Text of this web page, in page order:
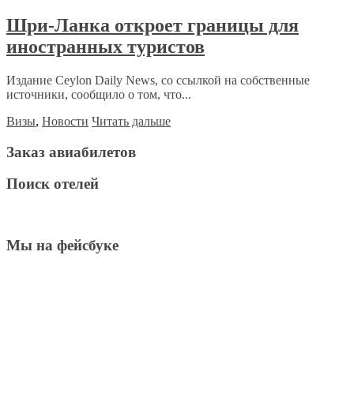
Шри-Ланка откроет границы для
иностранных туристов
Издание Ceylon Daily News, со ссылкой на собственные
источники, сообщило о том, что...
Визы, Новости Читать дальше
Заказ авиабилетов
Поиск отелей
Мы на фейсбуке